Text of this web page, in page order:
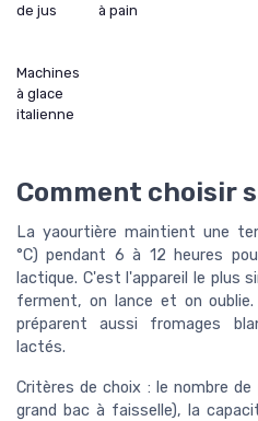
de jus
à pain
Machines
à glace
italienne
Comment choisir
La yaourtière maintient une
°C) pendant 6 à 12 heures
lactique. C'est l'appareil le plus
ferment, on lance et on
préparent aussi fromages
lactés.
Critères de choix : le nombre
grand bac à faisselle), la